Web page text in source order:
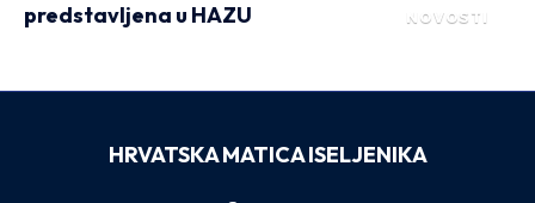
NOVOSTI
predstavljena u HAZU
HRVATSKA MATICA ISELJENIKA